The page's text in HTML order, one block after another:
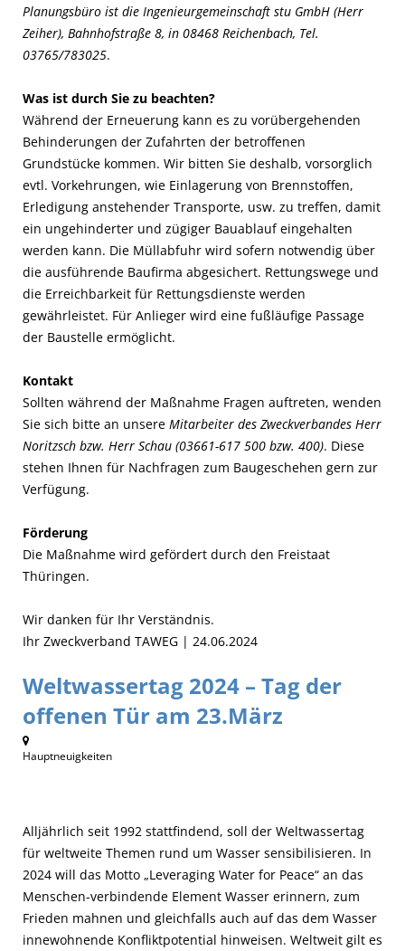
Planungsbüro ist die Ingenieurgemeinschaft stu GmbH (Herr
Zeiher), Bahnhofstraße 8, in 08468 Reichenbach, Tel.
03765/783025.
Was ist durch Sie zu beachten?
Während der Erneuerung kann es zu vorübergehenden
Behinderungen der Zufahrten der betroffenen
Grundstücke kommen. Wir bitten Sie deshalb, vorsorglich
evtl. Vorkehrungen, wie Einlagerung von Brennstoffen,
Erledigung anstehender Transporte, usw. zu treffen, damit
ein ungehinderter und zügiger Bauablauf eingehalten
werden kann. Die Müllabfuhr wird sofern notwendig über
die ausführende Baufirma abgesichert. Rettungswege und
die Erreichbarkeit für Rettungsdienste werden
gewährleistet. Für Anlieger wird eine fußläufige Passage
der Baustelle ermöglicht.
Kontakt
Sollten während der Maßnahme Fragen auftreten, wenden
Sie sich bitte an unsere Mitarbeiter des Zweckverbandes Herr
Noritzsch bzw. Herr Schau (03661-617 500 bzw. 400). Diese
stehen Ihnen für Nachfragen zum Baugeschehen gern zur
Verfügung.
Förderung
Die Maßnahme wird gefördert durch den Freistaat
Thüringen.
Wir danken für Ihr Verständnis.
Ihr Zweckverband TAWEG | 24.06.2024
Weltwassertag 2024 – Tag der
offenen Tür am 23.März
Hauptneuigkeiten
Alljährlich seit 1992 stattfindend, soll der Weltwassertag
für weltweite Themen rund um Wasser sensibilisieren. In
2024 will das Motto „Leveraging Water for Peace“ an das
Menschen-verbindende Element Wasser erinnern, zum
Frieden mahnen und gleichfalls auch auf das dem Wasser
innewohnende Konfliktpotential hinweisen. Weltweit gilt es